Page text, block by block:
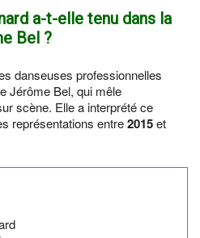
a-t-elle tenu dans la
Bel ?
danseuses professionnelles
Jérôme Bel, qui mêle
scène. Elle a interprété ce
représentations entre2015et